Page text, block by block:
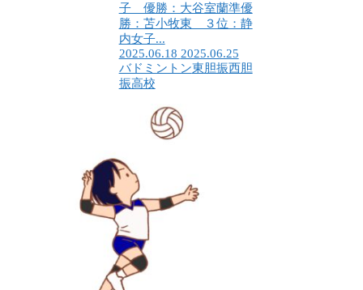
子 優勝：大谷室蘭準優
勝：苫小牧東 ３位：静
内女子...
2025.06.18 2025.06.25
バドミントン東胆振西胆
振高校